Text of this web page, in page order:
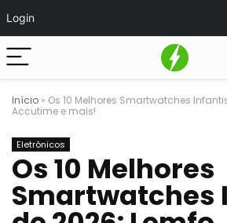
Login
Início » Os 10 Melhores Smartwatches
Accutime e mais!
Eletrônicos
Os 10 Melhores
Smartwatches